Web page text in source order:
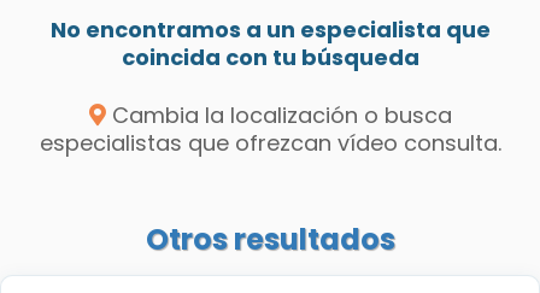
No encontramos a un especialista que
coincida con tu búsqueda
Cambia la localización o busca
especialistas que ofrezcan vídeo consulta.
Otros resultados